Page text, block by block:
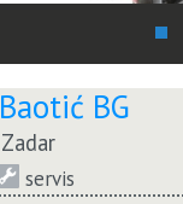
Baotić BG
Zadar
servis